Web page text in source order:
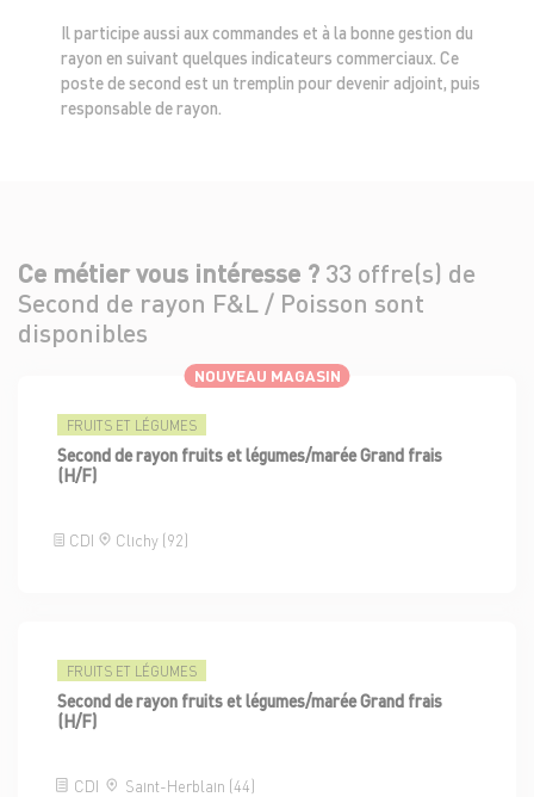
Il participe aussi aux commandes et à la bonne gestion du
rayon en suivant quelques indicateurs commerciaux. Ce
poste de second est un tremplin pour devenir adjoint, puis
responsable de rayon.
Ce métier vous intéresse ? 33 offre(s) de
Second de rayon F&L / Poisson sont
disponibles
NOUVEAU MAGASIN
FRUITS ET LÉGUMES
Second de rayon fruits et légumes/marée Grand frais
(H/F)
CDI Clichy (92)
FRUITS ET LÉGUMES
Second de rayon fruits et légumes/marée Grand frais
(H/F)
CDI Saint-Herblain (44)